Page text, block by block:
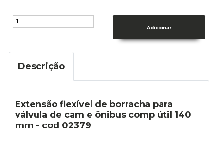
Descrição
Extensão flexível de borracha para
válvula de cam e ônibus comp útil 140
mm - cod 02379